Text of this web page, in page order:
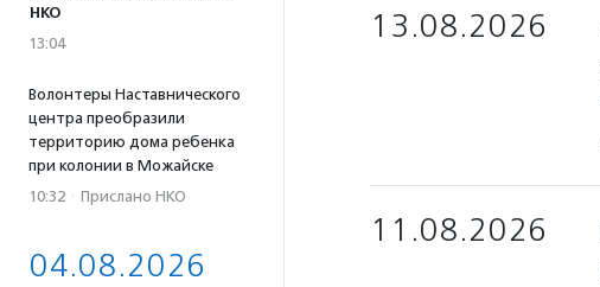
НКО
13:04
Волонтеры Наставнического
центра преобразили
территорию дома ребенка
при колонии в Можайске
10:32 · Прислано НКО
04.08.2026
13.08.2026
11.08.2026